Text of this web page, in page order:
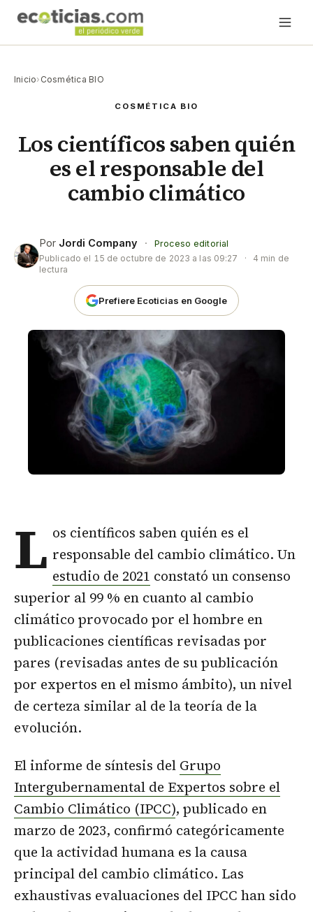
Inicio› Cosmética BIO
COSMÉTICA BIO
Los científicos saben quién
es el responsable del
cambio climático
Por Jordi Company ·
Proceso editorial
Publicado el 15 de octubre de 2023 a las 09:27 ·
4 min de
lectura
Prefiere Ecoticias en Google
L os científicos saben quién es el
responsable del cambio climático. Un
estudio de 2021 constató un consenso
superior al 99 % en cuanto al cambio
climático provocado por el hombre en
publicaciones científicas revisadas por
pares (revisadas antes de su publicación
por expertos en el mismo ámbito), un nivel
de certeza similar al de la teoría de la
evolución.
El informe de síntesis del Grupo
Intergubernamental de Expertos sobre el
Cambio Climático (IPCC), publicado en
marzo de 2023, confirmó categóricamente
que la actividad humana es la causa
principal del cambio climático. Las
exhaustivas evaluaciones del IPCC han sido